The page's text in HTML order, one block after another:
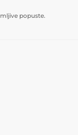
popuste.